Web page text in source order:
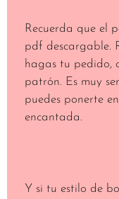
Recuerda que el
pdf descargable.
hagas tu pedido,
patrón. Es muy
puedes ponerte
encantada.
Y si tu estilo de